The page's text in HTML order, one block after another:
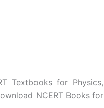
Textbooks for Physics,
NCERT Books for